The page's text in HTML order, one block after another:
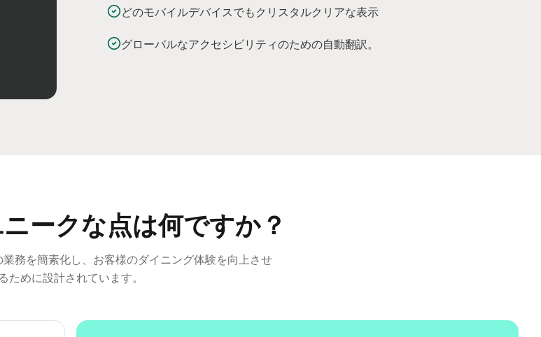
どのモバイルデバイスでもクリスタルクリアな表示
グローバルなアクセシビリティのための自動翻訳。
ークな点は何ですか？
務を簡素化し、お客様のダイニング体験を向上させ
るために設計されています。